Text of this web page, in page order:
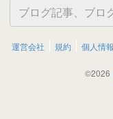
運営会社 規約 個人情報
©2026